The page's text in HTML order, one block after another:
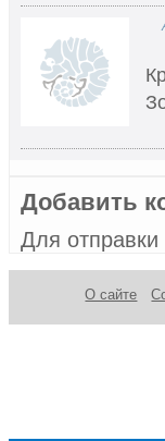
Добавить
Для
О сайте